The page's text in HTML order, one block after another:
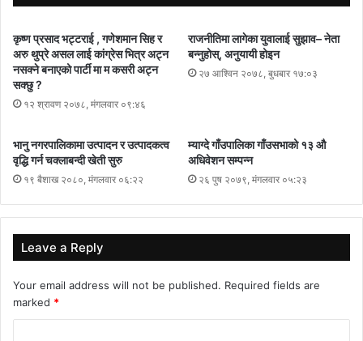
कृष्ण प्रसाद भट्टराई , गणेशमान सिह र
अरु थुप्रे असल लाई कांग्रेस भित्र अट्न
नसक्ने बनाएको पार्टी मा म कसरी अट्न
सक्छु ?
१२ श्रावण २०७८, मंगलवार ०९:४६
राजनीतिमा लागेका युवालाई सुझाव– नेता
बन्नुहोस्, अनुयायी होइन
२७ आश्विन २०७८, बुधबार १७:०३
भानु नगरपालिकामा उत्पादन र उत्पादकत्व
वृद्धि गर्न चक्लाबन्दी खेती सुरु
१९ बैशाख २०८०, मंगलवार ०६:२२
म्याग्दे गाँउपालिका गाँउसभाको १३ औ
अधिवेशन सम्पन्न
२६ पुष २०७९, मंगलवार ०५:२३
Leave a Reply
Your email address will not be published. Required fields are
marked *